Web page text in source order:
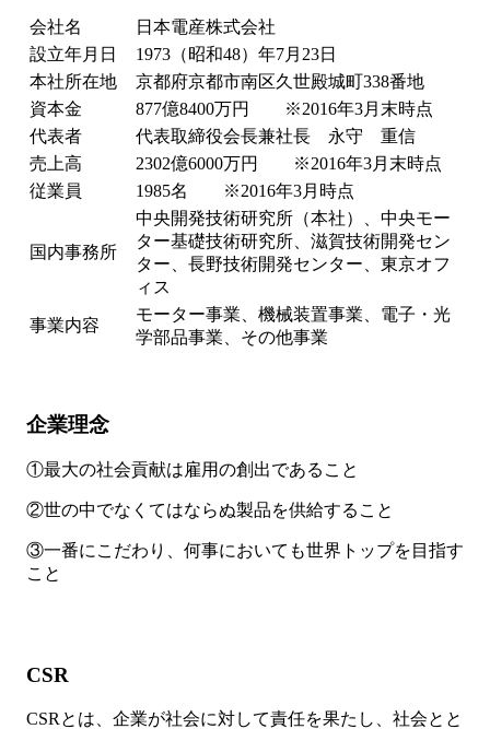
会社名
日本電産株式会社
設立年月日
1973（昭和48）年7月23日
本社所在地
京都府京都市南区久世殿城町338番地
資本金
877億8400万円 ※2016年3月末時点
代表者
代表取締役会長兼社長 永守 重信
売上高
2302億6000万円 ※2016年3月末時点
従業員
1985名 ※2016年3月時点
国内事務所
中央開発技術研究所（本社）、中央モー
ター基礎技術研究所、滋賀技術開発セン
ター、長野技術開発センター、東京オフ
ィス
事業内容
モーター事業、機械装置事業、電子・光
学部品事業、その他事業
企業理念
①最大の社会貢献は雇用の創出であること
②世の中でなくてはならぬ製品を供給すること
③一番にこだわり、何事においても世界トップを目指す
こと
CSR
CSRとは、企業が社会に対して責任を果たし、社会とと